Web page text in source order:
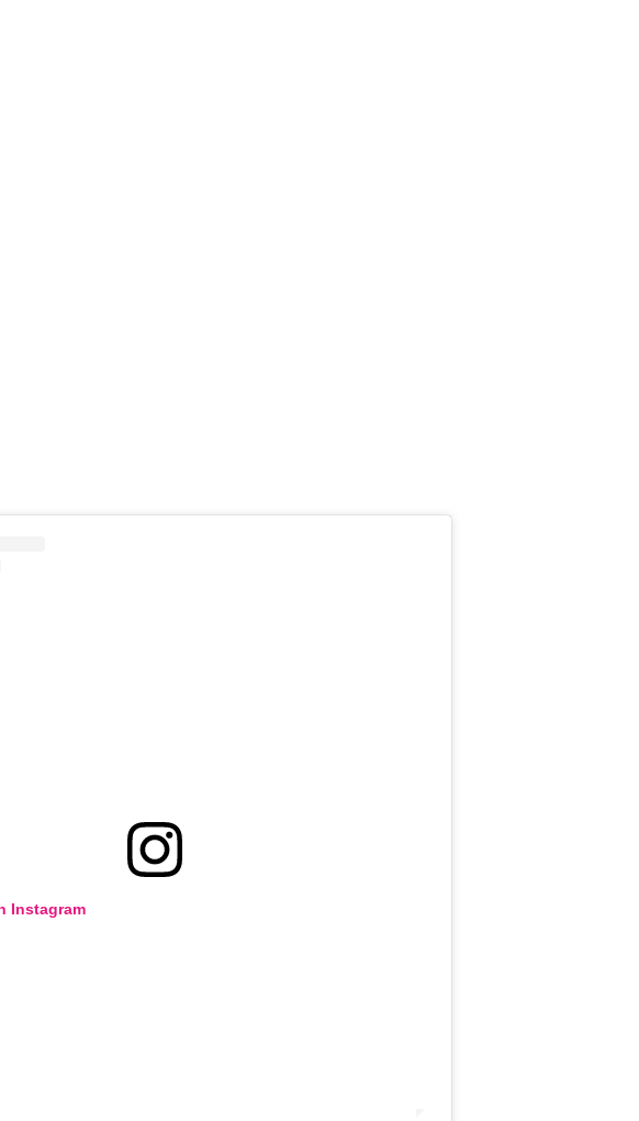
Instagram